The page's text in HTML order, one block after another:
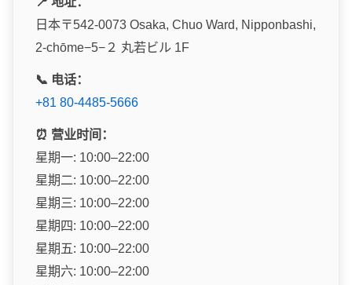
日本〒542-0073 Osaka, Chuo Ward, Nipponbashi,
2-chōme−5−２ 丸若ビル 1F
📞 电话：
+81 80-4485-5666
⏰ 营业时间：
星期一: 10:00–22:00
星期二: 10:00–22:00
星期三: 10:00–22:00
星期四: 10:00–22:00
星期五: 10:00–22:00
星期六: 10:00–22:00